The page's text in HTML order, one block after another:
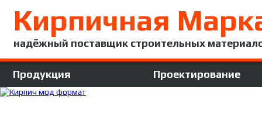
Кирпичная
надёжный поставщик строительных
Продукция Проектирование